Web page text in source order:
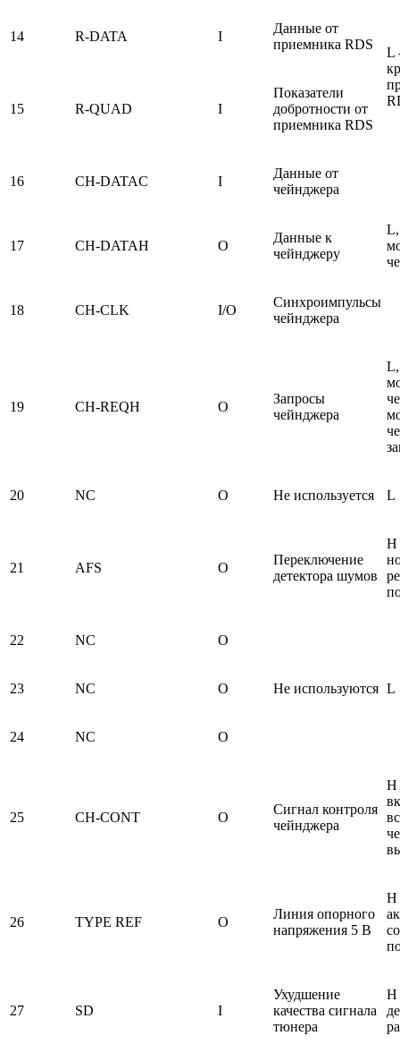
14 R-DATA I
Данные от
приемника RDS
L
15 R-QUAD I
Показатели
добротности от
приемника RDS
16 CH-DATAC I
Данные от
чейнджера
17 CH-DATAH O
Данные к
чейнджеру
18 CH-CLK I/O
Синхроимпульсы
чейнджера
19 CH-REQH O
Запросы
чейнджера
20 NC O Не используется L
21 AFS O
Переключение
детектора шумов
H
22 NC O
L
23 NC O Не используются
24 NC O
25 CH-CONT O
Сигнал контроля
чейнджера
H
26 TYPE REF O
Линия опорного
напряжения 5 В
H
27 SD I
Ухудшение
качества сигнала
тюнера
H